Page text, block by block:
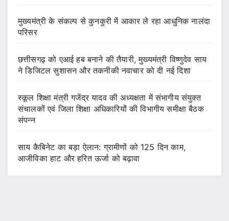
मुख्यमंत्री के संकल्प से कुनकुरी में आकार ले रहा आधुनिक नालंदा
परिसर
छत्तीसगढ़ को एआई हब बनाने की तैयारी, मुख्यमंत्री विष्णुदेव साय
ने डिजिटल सुशासन और तकनीकी नवाचार को दी नई दिशा
स्कूल शिक्षा मंत्री गजेंद्र यादव की अध्यक्षता में संभागीय संयुक्त
संचालकों एवं जिला शिक्षा अधिकारियों की विभागीय समीक्षा बैठक
संपन्न
साय कैबिनेट का बड़ा ऐलान: ग्रामीणों को 125 दिन काम,
आजीविका हाट और हरित ऊर्जा को बढ़ावा